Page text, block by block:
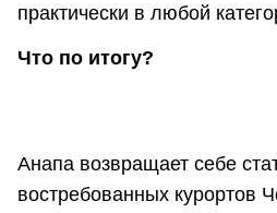
практически в любой
Что по итогу?
Анапа возвращает себе
востребованных курортов